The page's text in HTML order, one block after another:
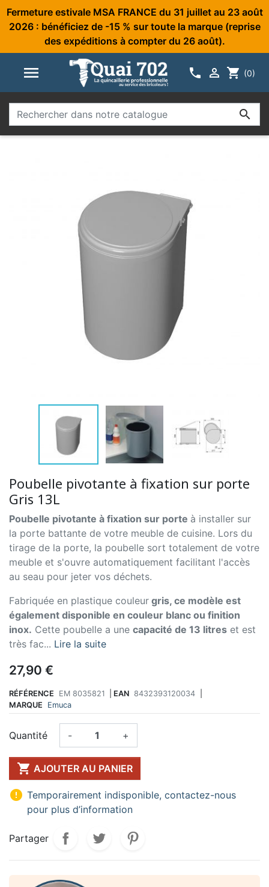
Fermeture estivale MSA FRANCE du 31 juillet au 23 août
2026 : bénéficiez de -15 % sur toute la marque (reprise
des expéditions à compter du 26 août).
   shopping_cart (0)

Poubelle pivotante à fixation sur porte
Gris 13L
Poubelle pivotante à fixation sur porte à installer sur
la porte battante de votre meuble de cuisine. Lors du
tirage de la porte, la poubelle sort totalement de votre
meuble et s'ouvre automatiquement facilitant l'accès
au seau pour jeter vos déchets.
Fabriquée en plastique couleur gris, ce modèle est
également disponible en couleur blanc ou finition
inox. Cette poubelle a une capacité de 13 litres et est
très fac... Lire la suite
27,90 €
RÉFÉRENCE EM 8035821 EAN 8432393120034
MARQUE
Emuca
Quantité - +
 AJOUTER AU PANIER
 Temporairement indisponible, contactez-nous
pour plus d’information
Partager